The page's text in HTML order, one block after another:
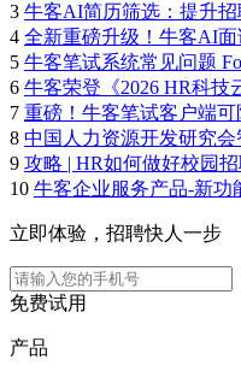
3 牛客AI简历筛选：提升
4 全新重磅升级！牛客AI面
5 牛客笔试系统常见问题
6 牛客荣登《2026 HR科
7 重磅！牛客笔试客户端可
8 中国人力资源开发研究
9 攻略 | HR如何做好校园
10 牛客企业服务产品-新功
立即体验，招聘快人一步
免费试用
产品